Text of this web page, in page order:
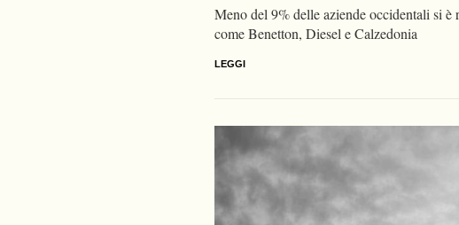
Meno del 9% delle aziende occidentali si
come Benetton, Diesel e Calzedonia
LEGGI